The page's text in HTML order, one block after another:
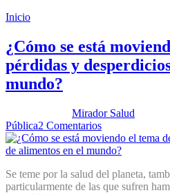
Inicio
¿Cómo se está
pérdidas y
mundo?
Mirador Salud
Pública2 Comentarios
Se teme por la salud del planeta,
particularmente de las que sufren